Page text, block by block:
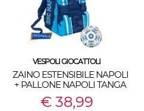
VESPOLI GIOCATTOLI
ZAINO ESTENSIBILE NAPOLI
+ PALLONE NAPOLI TANGA
€ 38,99